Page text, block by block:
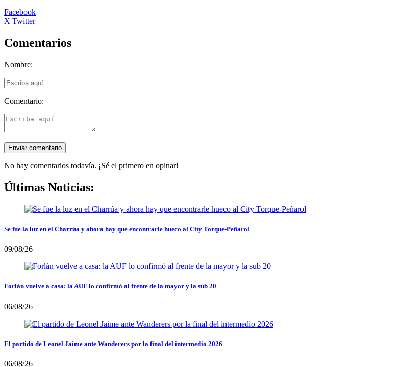
Facebook
X Twitter
Comentarios
Nombre:
Comentario:
No hay comentarios todavía. ¡Sé el primero en opinar!
Últimas Noticias:
Se fue la luz en el Charrúa y ahora hay que encontrarle hueco al City Torque-Peñarol
09/08/26
Forlán vuelve a casa: la AUF lo confirmó al frente de la mayor y la sub 20
06/08/26
El partido de Leonel Jaime ante Wanderers por la final del intermedio 2026
06/08/26